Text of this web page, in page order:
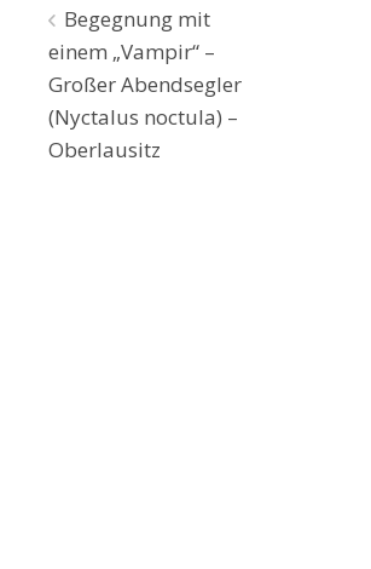
Beitragsnavigation
Begegnung mit
einem „Vampir“ –
Großer Abendsegler
(Nyctalus noctula) –
Oberlausitz